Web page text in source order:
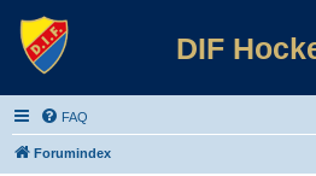
DIF
FAQ
Forumindex